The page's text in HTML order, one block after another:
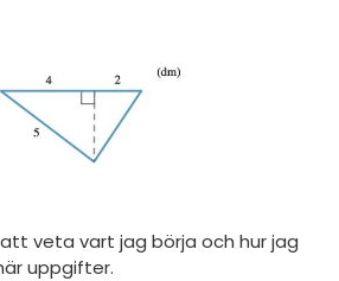
veta vart jag börja och hur jag
uppgifter.
Logik och geometri
Logaritmer
Statistik
Topplistor